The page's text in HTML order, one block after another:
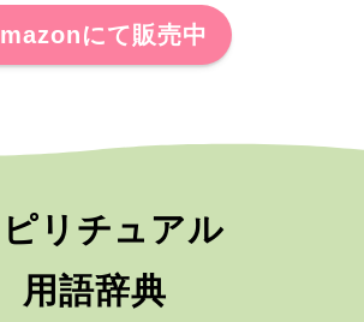
にて販売中
リチュアル
用語辞典